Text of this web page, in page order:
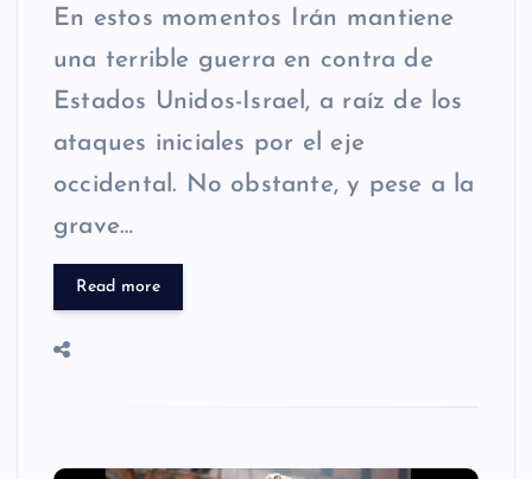
En estos momentos Irán mantiene
una terrible guerra en contra de
Estados Unidos-Israel, a raíz de los
ataques iniciales por el eje
occidental. No obstante, y pese a la
grave…
Read more